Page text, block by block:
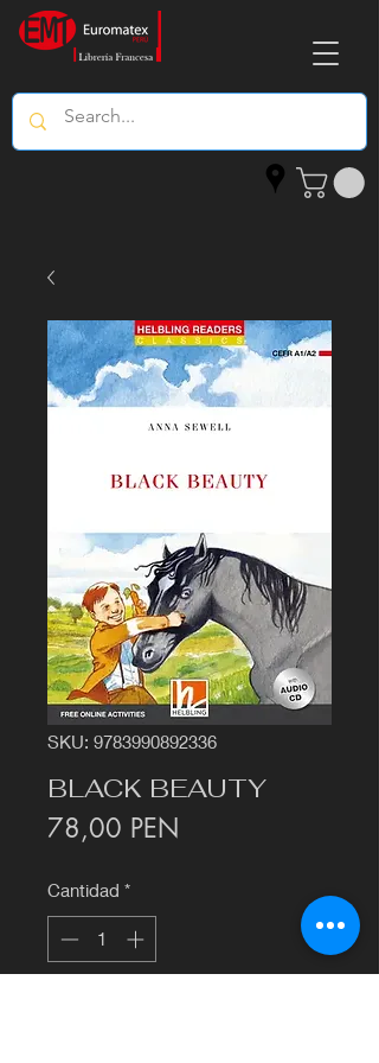
SKU: 9783990892336
BLACK BEAUTY
78,00 PEN
Cantidad *